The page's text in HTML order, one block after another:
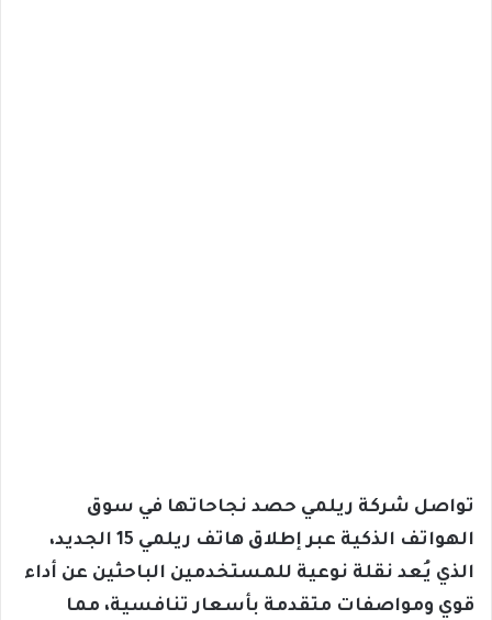
تواصل شركة ريلمي حصد نجاحاتها في سوق
الهواتف الذكية عبر إطلاق هاتف ريلمي 15 الجديد،
الذي يُعد نقلة نوعية للمستخدمين الباحثين عن أداء
قوي ومواصفات متقدمة بأسعار تنافسية، مما